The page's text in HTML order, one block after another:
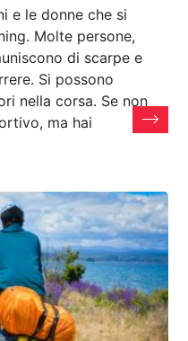
e le donne che si
Molte persone,
di scarpe e
Si possono
nella corsa. Se non
ma hai